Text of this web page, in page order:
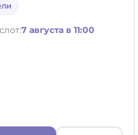
7 августа в 11:00